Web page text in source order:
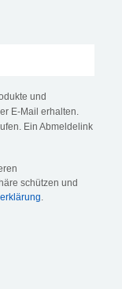
und
E-Mail erhalten.
Ein Abmeldelink
schützen und